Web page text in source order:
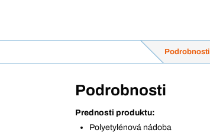
Podrobnosti
Podrobnosti
Prednosti produktu:
Polyetylénová nádoba